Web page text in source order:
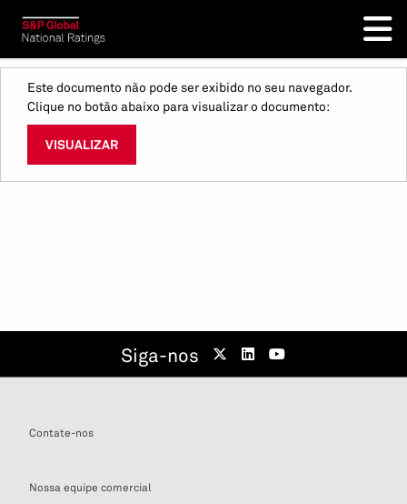
Este documento não pode ser exibido no seu navegador.
Clique no botão abaixo para visualizar o documento:
VISUALIZAR
Siga-nos
Contate-nos
Nossa equipe comercial